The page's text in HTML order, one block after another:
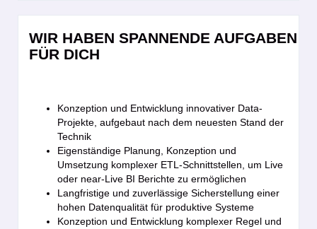
WIR HABEN SPANNENDE AUFGABEN
FÜR DICH
Konzeption und Entwicklung innovativer Data-
Projekte, aufgebaut nach dem neuesten Stand der
Technik
Eigenständige Planung, Konzeption und
Umsetzung komplexer ETL-Schnittstellen, um Live
oder near-Live BI Berichte zu ermöglichen
Langfristige und zuverlässige Sicherstellung einer
hohen Datenqualität für produktive Systeme
Konzeption und Entwicklung komplexer Regel und